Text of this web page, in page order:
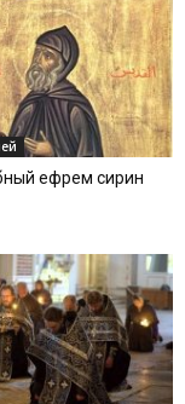
ефрем сирин